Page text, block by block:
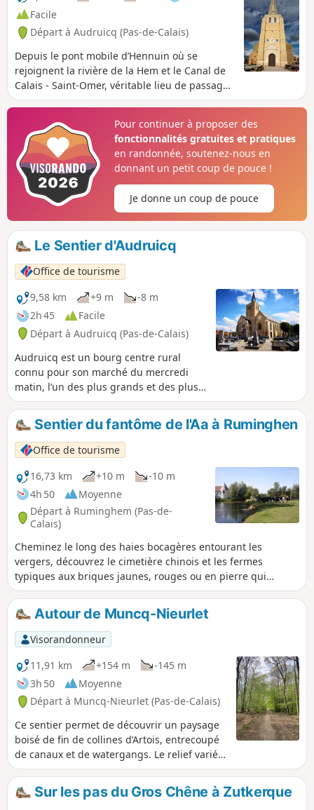
Facile
Départ à Audruicq (Pas-de-Calais)
Depuis le pont mobile d’Hennuin où se
rejoignent la rivière de la Hem et le Canal de
Calais - Saint-Omer, véritable lieu de passage
des bateliers, ce sentier vous emmènera à
l’aspect formé par l’estuaire de l’Aa au Moyen-
Âge. Ici, peut-être plus qu’ailleurs, le réseau
hydraulique structure le territoire et rappelle
que vous êtes dans la plaine maritime au pays
des canaux et des chemins d’eau.
Pour continuer à proposer des
fonctionnalités gratuites et pratiques
en randonnée, soutenez-nous en
donnant un petit coup de pouce !
Je donne un coup de pouce
Le Sentier d'Audruicq
Office de tourisme
9,58 km
+9 m
-8 m
2h 45
Facile
Départ à Audruicq (Pas-de-Calais)
Audruicq est un bourg centre rural
connu pour son marché du mercredi
matin, l’un des plus grands et des plus
typiques de la région. En 2019, il a été
classé 4e Plus Beau Marché de France.
La vocation rurale d’Audruicq est
célébrée chaque année, deux semaines
avant Pâques, lors du célèbre concours
agricole qui réunit les acteurs du
monde paysan.
Sentier du fantôme de l'Aa à Ruminghen
Office de tourisme
16,73 km
+10 m
-10 m
4h 50
Moyenne
Départ à Ruminghem (Pas-de-
Calais)
Cheminez le long des haies bocagères entourant les
vergers, découvrez le cimetière chinois et les fermes
typiques aux briques jaunes, rouges ou en pierre qui
rappellent que nous sommes bien à la confluence de la
Flandre et de l’Artois. Puis, laissez-vous hanter par le
fantôme de l’Aa qui rode le long des chemins d’eau…
Autour de Muncq-Nieurlet
Visorandonneur
11,91 km
+154 m
-145 m
3h 50
Moyenne
Départ à Muncq-Nieurlet (Pas-de-Calais)
Ce sentier permet de découvrir un paysage
boisé de fin de collines d’Artois, entrecoupé
de canaux et de watergangs. Le relief varié
offre un panorama unique, une superbe
balade avec vue imprenable.
Sur les pas du Gros Chêne à Zutkerque